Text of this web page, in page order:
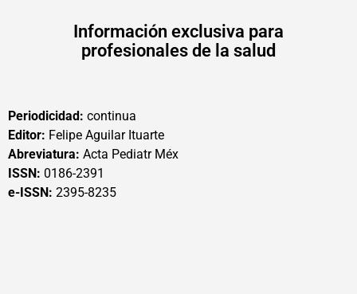
Información exclusiva para
profesionales de la salud
Periodicidad: continua
Editor: Felipe Aguilar Ituarte
Abreviatura: Acta Pediatr Méx
ISSN: 0186-2391
e-ISSN: 2395-8235